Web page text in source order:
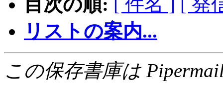
目次の順: [ 件名 ]
[ 発
リストの案内...
この保存書庫は